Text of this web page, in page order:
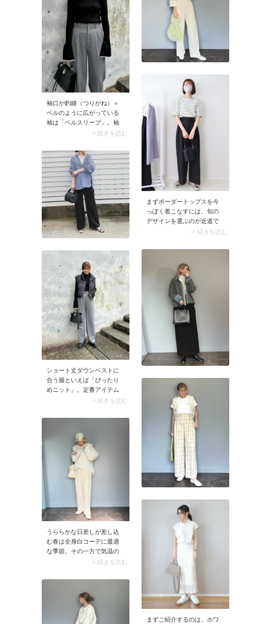
袖口が釣鐘（つりがね）＝
ベルのように広がっている
袖は「ベルスリーブ」。袖
口に対して二の腕～ひじ下
ており、メリハリを強調す
るシルエットです。デザイ
ンの特性上、生地の伸縮性
が欠かせないため、ニット
で取り入れるのが一般的。
> 続きを読む
まずボーダートップスを今
っぽく着こなすには、旬の
デザインを選ぶのが近道で
す。今季であれば「ボリュ
ボーダートップスがおすす
視線を集めると共にコーデ
に奥行き感を演出。ボーダ
ートップスで気になるのっ
ぺり見えを解消して、フェ
ミニンなムードも醸し出し
> 続きを読む
ショート丈ダウンベストに
合う服といえば「ぴったり
めニット」。定番アイテム
ですが、今シーズン流行り
トレンド感がグンとアップ
パンツ合わせがおすすめ。
加えてトップスインして着
こなすとバランスが整いま
> 続きを読む
うららかな日差しが差し込
む春は全身白コーデに最適
な季節。その一方で気温の
変化も激しいので、白アウ
ょう。アウターの下にニッ
温に合うトップスを着込め
ば体温調節が自由自在。合
わせるボトムはスカートよ
> 続きを読む
まずご紹介するのは、ホワ